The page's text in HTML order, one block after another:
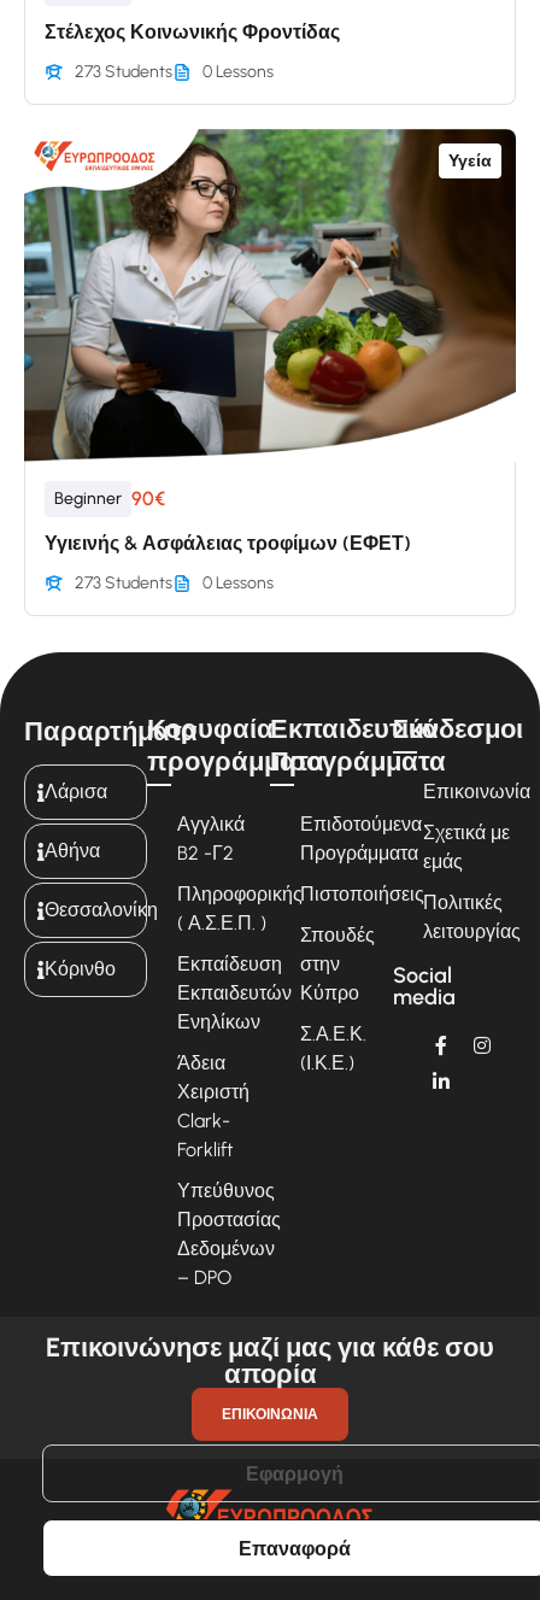
Εφαρμογή
Επαναφορά
Στέλεχος Κοινωνικής Φροντίδας
273 Students 0 Lessons
Υγεία
Beginner 90€
Υγιεινής & Ασφάλειας τροφίμων (ΕΦΕΤ)
273 Students 0 Lessons
Παραρτήματα
Λάρισα
Αθήνα
Θεσσαλονίκη
Κόρινθο
Κορυφαία
προγράμματα
Αγγλικά
B2 -Γ2
Πληροφορικής
( Α.Σ.Ε.Π. )
Εκπαίδευση
Εκπαιδευτών
Ενηλίκων
Άδεια
Χειριστή
Clark-
Forklift
Υπεύθυνος
Προστασίας
Δεδομένων
– DPO
Εκπαιδευτικά
Προγράμματα
Επιδοτούμενα
Προγράμματα
Πιστοποιήσεις
Σπουδές
στην
Κύπρο
Σ.Α.Ε.Κ.
(Ι.Κ.Ε.)
Σύνδεσμοι
Επικοινωνία
Σχετικά με
εμάς
Πολιτικές
λειτουργίας
Social
media
Eπικοινώνησε μαζί μας για κάθε σου
απορία
ΕΠΙΚΟΙΝΩΝΊΑ
© 2025 ΕΥΡΩΠΡΟΟΔΟΣ. All rights reserved.